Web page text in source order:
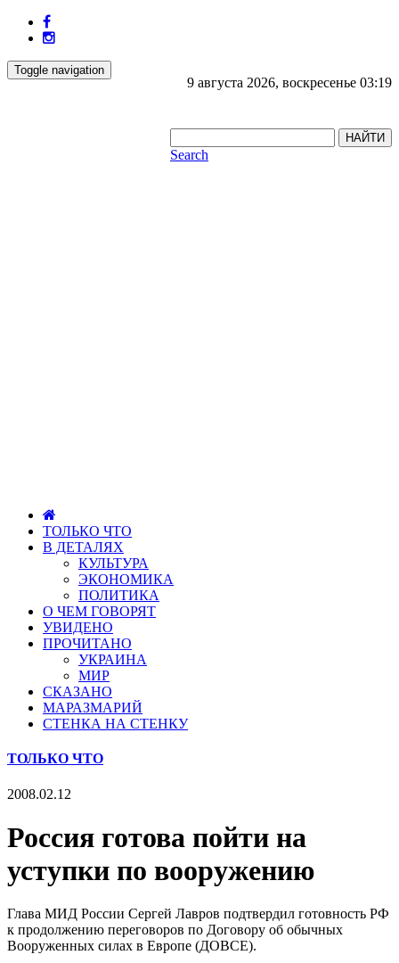
9 августа 2026, воскресенье 03:19
Toggle navigation
НАЙТИ
Search
ТОЛЬКО ЧТО
В ДЕТАЛЯХ
КУЛЬТУРА
ЭКОНОМИКА
ПОЛИТИКА
О ЧЕМ ГОВОРЯТ
УВИДЕНО
ПРОЧИТАНО
УКРАИНА
МИР
СКАЗАНО
МАРАЗМАРИЙ
СТЕНКА НА СТЕНКУ
ТОЛЬКО ЧТО
2008.02.12
Россия готова пойти на
уступки по вооружению
Глава МИД России Сергей Лавров подтвердил готовность РФ
к продолжению переговоров по Договору об обычных
Вооруженных силах в Европе (ДОВСЕ).